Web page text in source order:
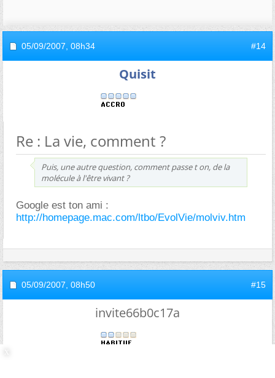
05/09/2007, 08h34 #14
Quisit
Re : La vie, comment ?
Puis, une autre question, comment passe t on, de la
molécule à l'être vivant ?
Google est ton ami :
http://homepage.mac.com/ltbo/EvolVie/molviv.htm
05/09/2007, 08h50 #15
invite66b0c17a